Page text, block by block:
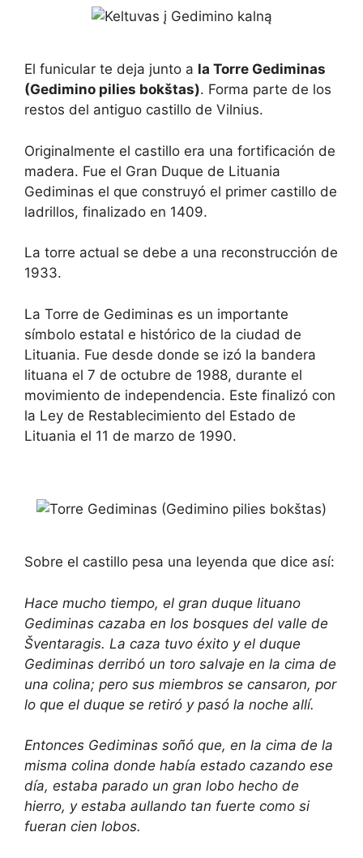
El funicular te deja junto a la Torre Gediminas
(Gedimino pilies bokštas). Forma parte de los
restos del antiguo castillo de Vilnius.
Originalmente el castillo era una fortificación de
madera. Fue el Gran Duque de Lituania
Gediminas el que construyó el primer castillo de
ladrillos, finalizado en 1409.
La torre actual se debe a una reconstrucción de
1933.
La Torre de Gediminas es un importante
símbolo estatal e histórico de la ciudad de
Lituania. Fue desde donde se izó la bandera
lituana el 7 de octubre de 1988, durante el
movimiento de independencia. Este finalizó con
la Ley de Restablecimiento del Estado de
Lituania el 11 de marzo de 1990.
Sobre el castillo pesa una leyenda que dice así:
Hace mucho tiempo, el gran duque lituano
Gediminas cazaba en los bosques del valle de
Šventaragis. La caza tuvo éxito y el duque
Gediminas derribó un toro salvaje en la cima de
una colina; pero sus miembros se cansaron, por
lo que el duque se retiró y pasó la noche allí.
Entonces Gediminas soñó que, en la cima de la
misma colina donde había estado cazando ese
día, estaba parado un gran lobo hecho de
hierro, y estaba aullando tan fuerte como si
fueran cien lobos.